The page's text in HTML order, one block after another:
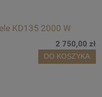
KD135 2000 W
2 750,00 zł
DO KOSZYKA